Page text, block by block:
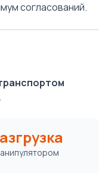
согласований.